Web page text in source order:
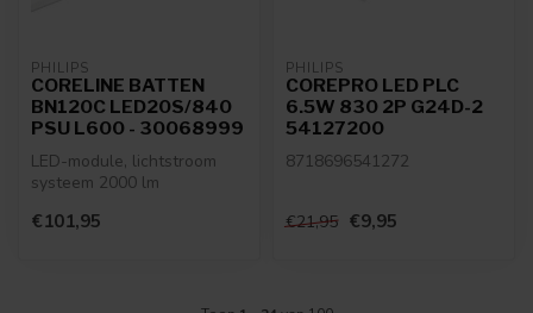
PHILIPS
CORELINE BATTEN
BN120C LED20S/840
PSU L600 - 30068999
LED-module, lichtstroom
systeem 2000 lm
€101,95
PHILIPS
COREPRO LED PLC
6.5W 830 2P G24D-2
54127200
8718696541272
€21,95 €9,95